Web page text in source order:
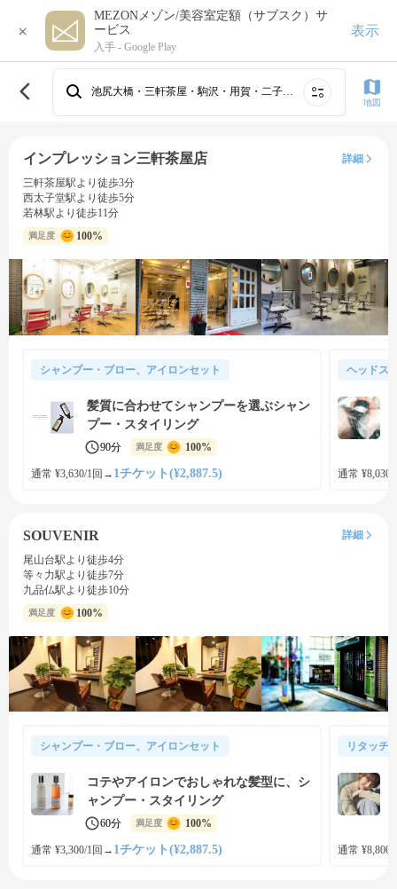
×
MEZONメゾン/美容室定額（サブスク）サ
ービス
入手 - Google Play
表示
池尻大橋・三軒茶屋・駒沢・用賀・二子玉川
地図
インプレッション三軒茶屋店
詳細
三軒茶屋駅より徒歩3分
西太子堂駅より徒歩5分
若林駅より徒歩11分
満足度 100%
シャンプー・ブロー、アイロンセット
髪質に合わせてシャンプーを選ぶシャン
プー・スタイリング
90分 満足度 100%
通常 ¥3,630/1回 → 1チケット(¥2,887.5)
ヘッドス
通常 ¥8,030/
SOUVENIR
詳細
尾山台駅より徒歩4分
等々力駅より徒歩7分
九品仏駅より徒歩10分
満足度 100%
シャンプー・ブロー、アイロンセット
コテやアイロンでおしゃれな髪型に、シ
ャンプー・スタイリング
60分 満足度 100%
通常 ¥3,300/1回 → 1チケット(¥2,887.5)
リタッチ
通常 ¥8,800/